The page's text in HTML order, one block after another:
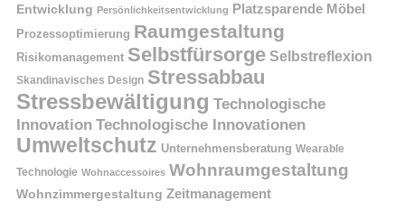
Entwicklung Persönlichkeitsentwicklung Platzsparende Möbel
Prozessoptimierung Raumgestaltung
Risikomanagement Selbstfürsorge Selbstreflexion
Skandinavisches Design Stressabbau
Stressbewältigung Technologische
Innovation Technologische Innovationen
Umweltschutz Unternehmensberatung Wearable
Technologie Wohnaccessoires Wohnraumgestaltung
Wohnzimmergestaltung Zeitmanagement